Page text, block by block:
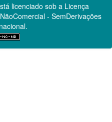
licenciado sob a Licença
- SemDerivações